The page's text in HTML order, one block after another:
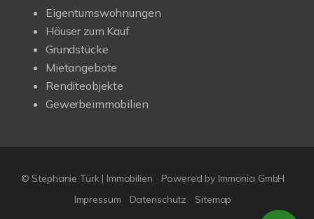
Eigentumswohnungen
Häuser zum Kauf
Grundstücke
Mietangebote
Renditeobjekte
Gewerbeimmobilien
© Stephanie Türk | Immobilien
Powered by Immonia GmbH
Impressum
Datenschutz Sitemap